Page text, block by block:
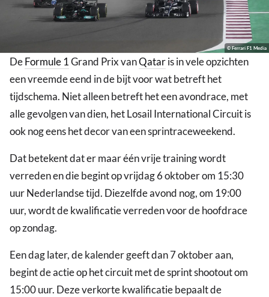
© Ferrari F1 Media
DeFormule 1Grand Prix vanQataris in vele opzichten
een vreemde eend in de bijt voor wat betreft het
tijdschema. Niet alleen betreft het een avondrace, met
alle gevolgen van dien, het Losail International Circuit is
ook nog eens het decor van een sprintraceweekend.
Dat betekent dat er maar één vrije training wordt
verreden en die begint op vrijdag 6 oktober om 15:30
uur Nederlandse tijd. Diezelfde avond nog, om 19:00
uur, wordt de kwalificatie verreden voor de hoofdrace
op zondag.
Een dag later, de kalender geeft dan 7 oktober aan,
begint de actie op het circuit met de sprint shootout om
15:00 uur. Deze verkorte kwalificatie bepaalt de